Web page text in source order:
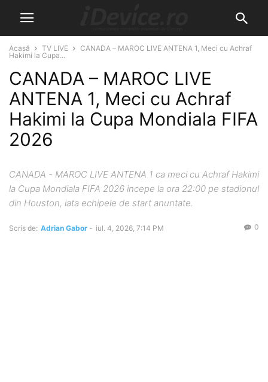
Acasă TV LIVE
CANADA – MAROC LIVE ANTENA 1, Meci cu Achraf
Hakimi la Cupa...
CANADA – MAROC LIVE
ANTENA 1, Meci cu Achraf
Hakimi la Cupa Mondiala FIFA
2026
CANADA - MAROC LIVE ANTENA 1 ca meci cu Achraf Hakimi
la Cupa Mondiala FIFA 2026 incepe la ora 22:00 pe stadionul
din Houston, iata echipele de start anuntate.
Scris de: Adrian Gabor - iul. 4, 2026, 7:14 PM 0